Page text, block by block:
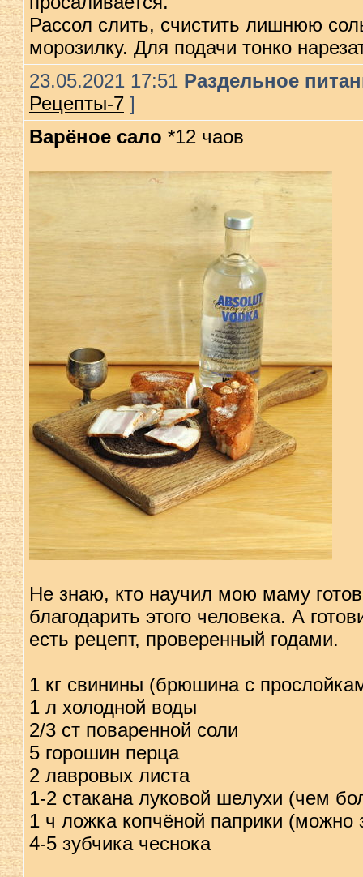
Рассол слить, счистить лишнюю
морозилку. Для подачи тонко
23.05.2021 17:51 Раздельное
Рецепты-7]
Варёное сало *12 чаов
Не знаю, кто научил мою маму
благодарить этого человека. А
есть рецепт, проверенный годами.
1 кг свинины (брюшина с
1 л холодной воды
2/3 ст поваренной соли
5 горошин перца
2 лавровых листа
1-2 стакана луковой шелухи (чем
1 ч ложка копчёной паприки (можно
4-5 зубчика чеснока